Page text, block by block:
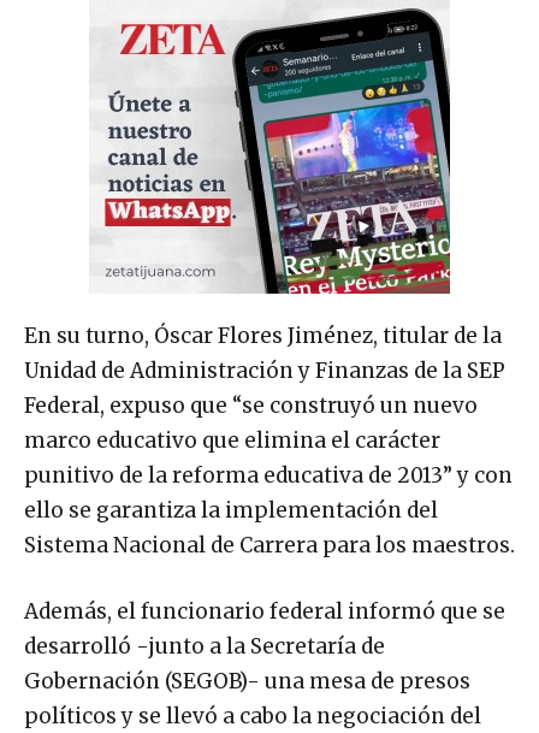
En su turno, Óscar Flores Jiménez, titular de la
Unidad de Administración y Finanzas de la SEP
Federal, expuso que “se construyó un nuevo
marco educativo que elimina el carácter
punitivo de la reforma educativa de 2013” y con
ello se garantiza la implementación del
Sistema Nacional de Carrera para los maestros.
Además, el funcionario federal informó que se
desarrolló -junto a la Secretaría de
Gobernación (SEGOB)- una mesa de presos
políticos y se llevó a cabo la negociación del